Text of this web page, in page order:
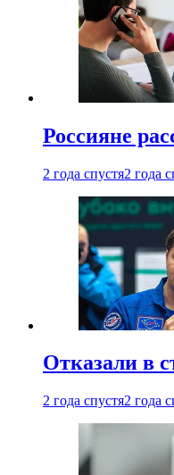
Россияне
2 года спустя2 года
Отказали в
2 года спустя2 года